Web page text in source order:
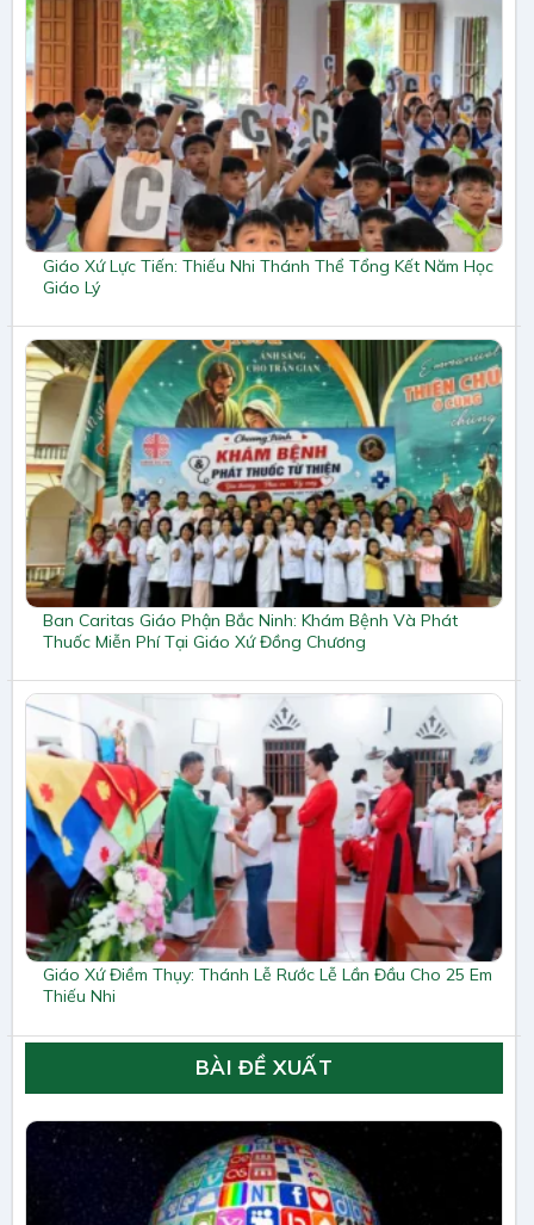
Giáo Xứ Lực Tiến: Thiếu Nhi Thánh Thể Tổng Kết Năm Học
Giáo Lý
Ban Caritas Giáo Phận Bắc Ninh: Khám Bệnh Và Phát
Thuốc Miễn Phí Tại Giáo Xứ Đồng Chương
Giáo Xứ Điềm Thụy: Thánh Lễ Rước Lễ Lần Đầu Cho 25 Em
Thiếu Nhi
BÀI ĐỀ XUẤT